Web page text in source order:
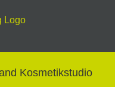
Kosmetikstudio